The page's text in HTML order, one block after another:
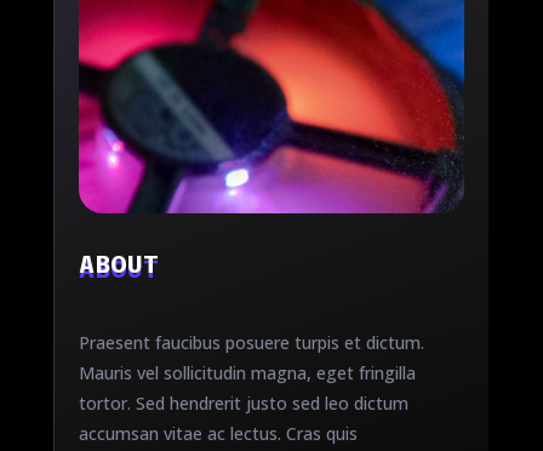
ABOUT
Praesent faucibus posuere turpis et dictum.
Mauris vel sollicitudin magna, eget fringilla
tortor. Sed hendrerit justo sed leo dictum
accumsan vitae ac lectus. Cras quis